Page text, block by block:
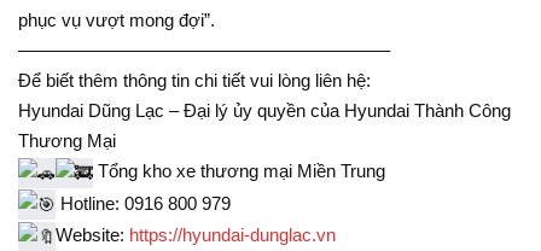
phục vụ vượt mong đợi”.
————————————————————–
Để biết thêm thông tin chi tiết vui lòng liên hệ:
Hyundai Dũng Lạc – Đại lý ủy quyền của Hyundai Thành Công
Thương Mại
Tổng kho xe thương mại Miền Trung
Hotline: 0916 800 979
Website: https://hyundai-dunglac.vn